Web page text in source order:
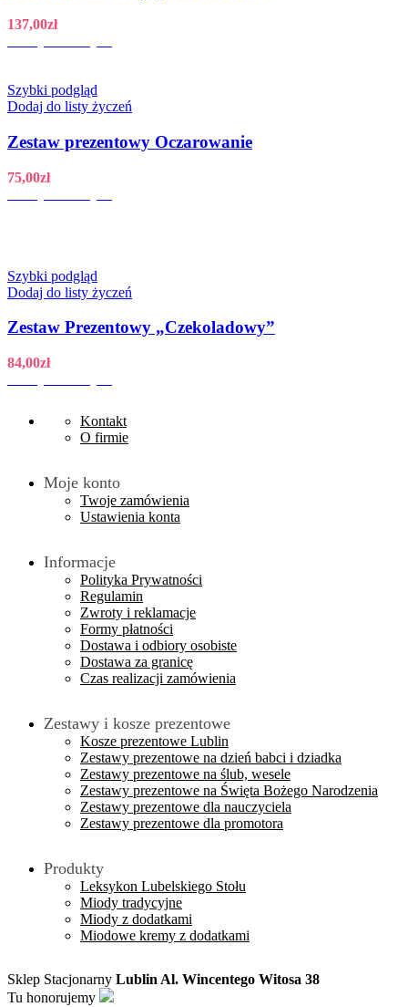
137,00zł
Szybki podgląd
Dodaj do listy życzeń
Zestaw prezentowy Oczarowanie
75,00zł
Szybki podgląd
Dodaj do listy życzeń
Zestaw Prezentowy „Czekoladowy”
84,00zł
Kontakt
O firmie
Moje konto
Twoje zamówienia
Ustawienia konta
Informacje
Polityka Prywatności
Regulamin
Zwroty i reklamacje
Formy płatności
Dostawa i odbiory osobiste
Dostawa za granicę
Czas realizacji zamówienia
Zestawy i kosze prezentowe
Kosze prezentowe Lublin
Zestawy prezentowe na dzień babci i dziadka
Zestawy prezentowe na ślub, wesele
Zestawy prezentowe na Święta Bożego Narodzenia
Zestawy prezentowe dla nauczyciela
Zestawy prezentowe dla promotora
Produkty
Leksykon Lubelskiego Stołu
Miody tradycyjne
Miody z dodatkami
Miodowe kremy z dodatkami
Sklep Stacjonarny Lublin Al. Wincentego Witosa 38
Tu honorujemy